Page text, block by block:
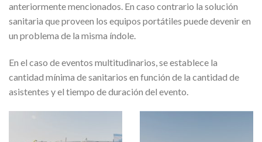
anteriormente mencionados. En caso contrario la solución
sanitaria que proveen los equipos portátiles puede devenir en
un problema de la misma índole.
En el caso de eventos multitudinarios, se establece la
cantidad mínima de sanitarios en función de la cantidad de
asistentes y el tiempo de duración del evento.